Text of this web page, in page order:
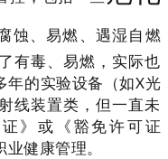
蚀、易燃、遇湿自燃
有毒、易燃，实际也
年的实验设备（如X光
线装置类，但一直未
》或《豁免许可证
健康管理。